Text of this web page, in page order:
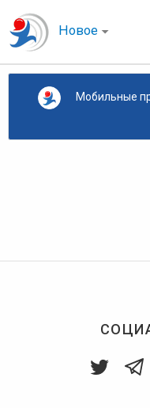
Новое
Мобильные